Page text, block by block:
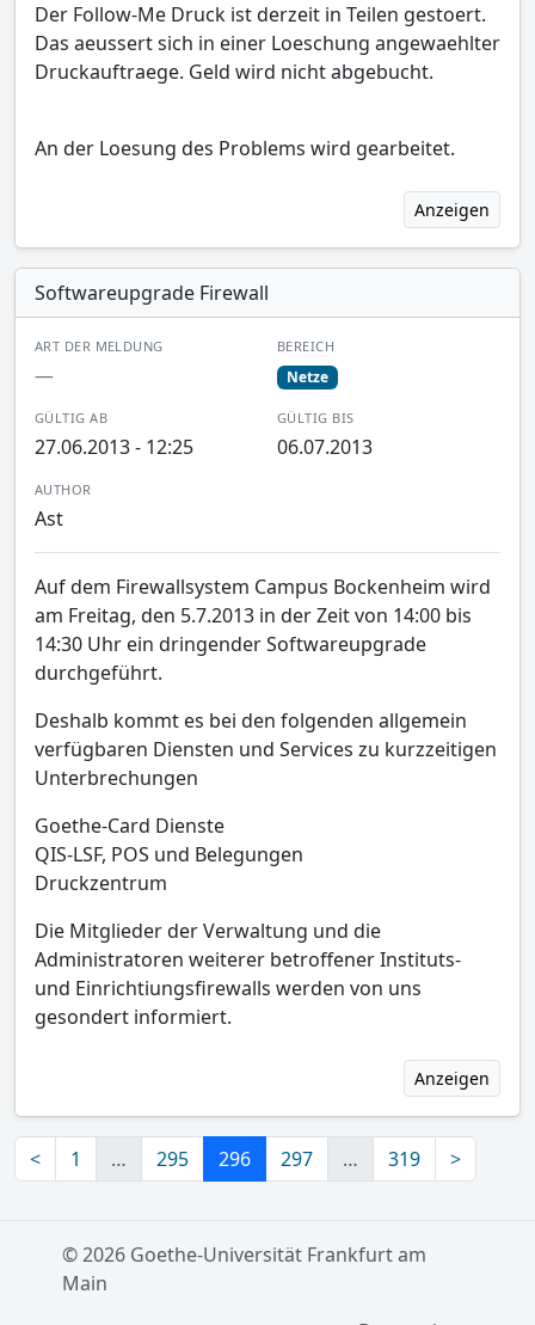
Der Follow-Me Druck ist derzeit in Teilen gestoert.
Das aeussert sich in einer Loeschung angewaehlter
Druckauftraege. Geld wird nicht abgebucht.
An der Loesung des Problems wird gearbeitet.
Anzeigen
Softwareupgrade Firewall
ART DER MELDUNG
—
BEREICH
Netze
GÜLTIG AB
27.06.2013 - 12:25
GÜLTIG BIS
06.07.2013
AUTHOR
Ast
Auf dem Firewallsystem Campus Bockenheim wird
am Freitag, den 5.7.2013 in der Zeit von 14:00 bis
14:30 Uhr ein dringender Softwareupgrade
durchgeführt.
Deshalb kommt es bei den folgenden allgemein
verfügbaren Diensten und Services zu kurzzeitigen
Unterbrechungen
Goethe-Card Dienste
QIS-LSF, POS und Belegungen
Druckzentrum
Die Mitglieder der Verwaltung und die
Administratoren weiterer betroffener Instituts-
und Einrichtiungsfirewalls werden von uns
gesondert informiert.
Anzeigen
< 1 … 295 296 297 … 319 >
© 2026 Goethe-Universität Frankfurt am
Main